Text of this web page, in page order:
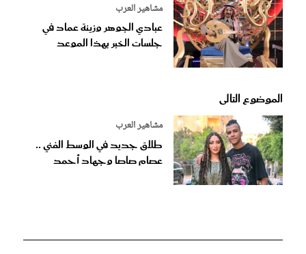
مشاهير العرب
عبادي الجوهر وزينة عماد في
جلسات الخبر بهذا الموعد
الموضوع التالى
مشاهير العرب
طلاق جديد في الوسط الفني ..
عصام صاصا وجهاد أحمد